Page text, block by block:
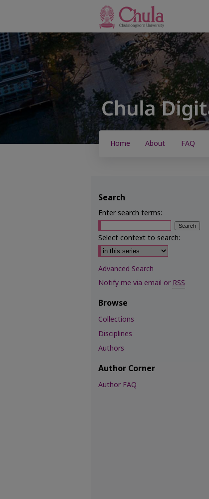
Home About FAQ
Search
Enter search terms:
Select context to search:
Advanced Search
Notify me via email orRSS
Browse
Collections
Disciplines
Authors
Author Corner
Author FAQ